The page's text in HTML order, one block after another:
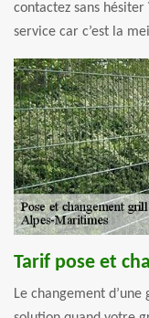
contactez sans
service car c’est la
Tarif pose et
Le changement